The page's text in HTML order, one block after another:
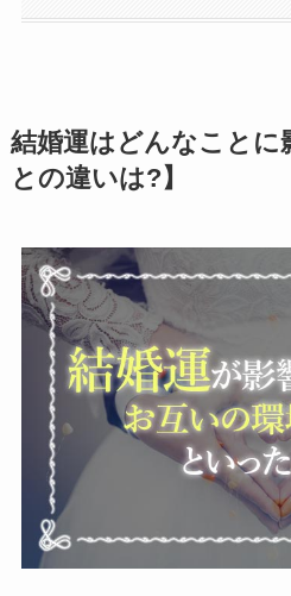
結婚運はどんなことに
との違いは?】